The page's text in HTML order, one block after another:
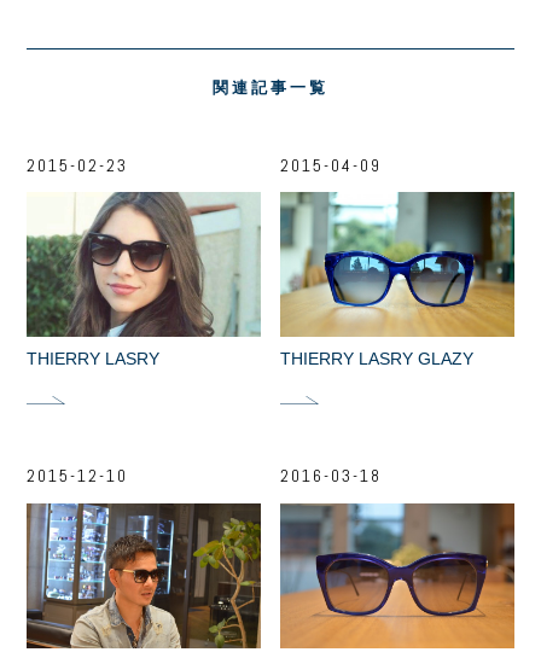
関連記事一覧
2015-02-23
THIERRY LASRY
2015-04-09
THIERRY LASRY GLAZY
2015-12-10 2016-03-18